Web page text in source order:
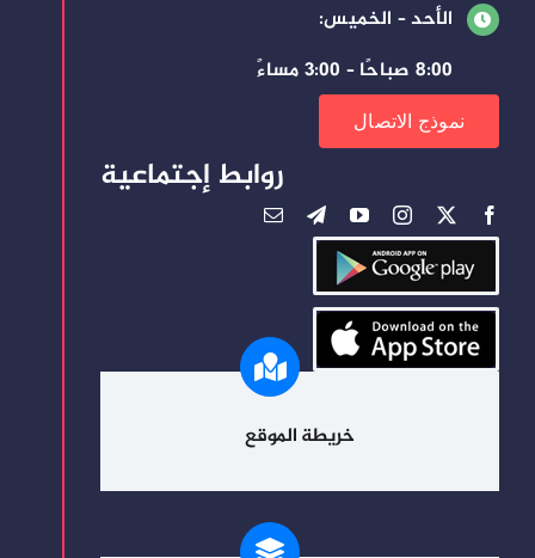
الأحد – الخميس:
8:00 صباحًا – 3:00 مساءً
نموذج الاتصال
روابط إجتماعية
خريطة الموقع